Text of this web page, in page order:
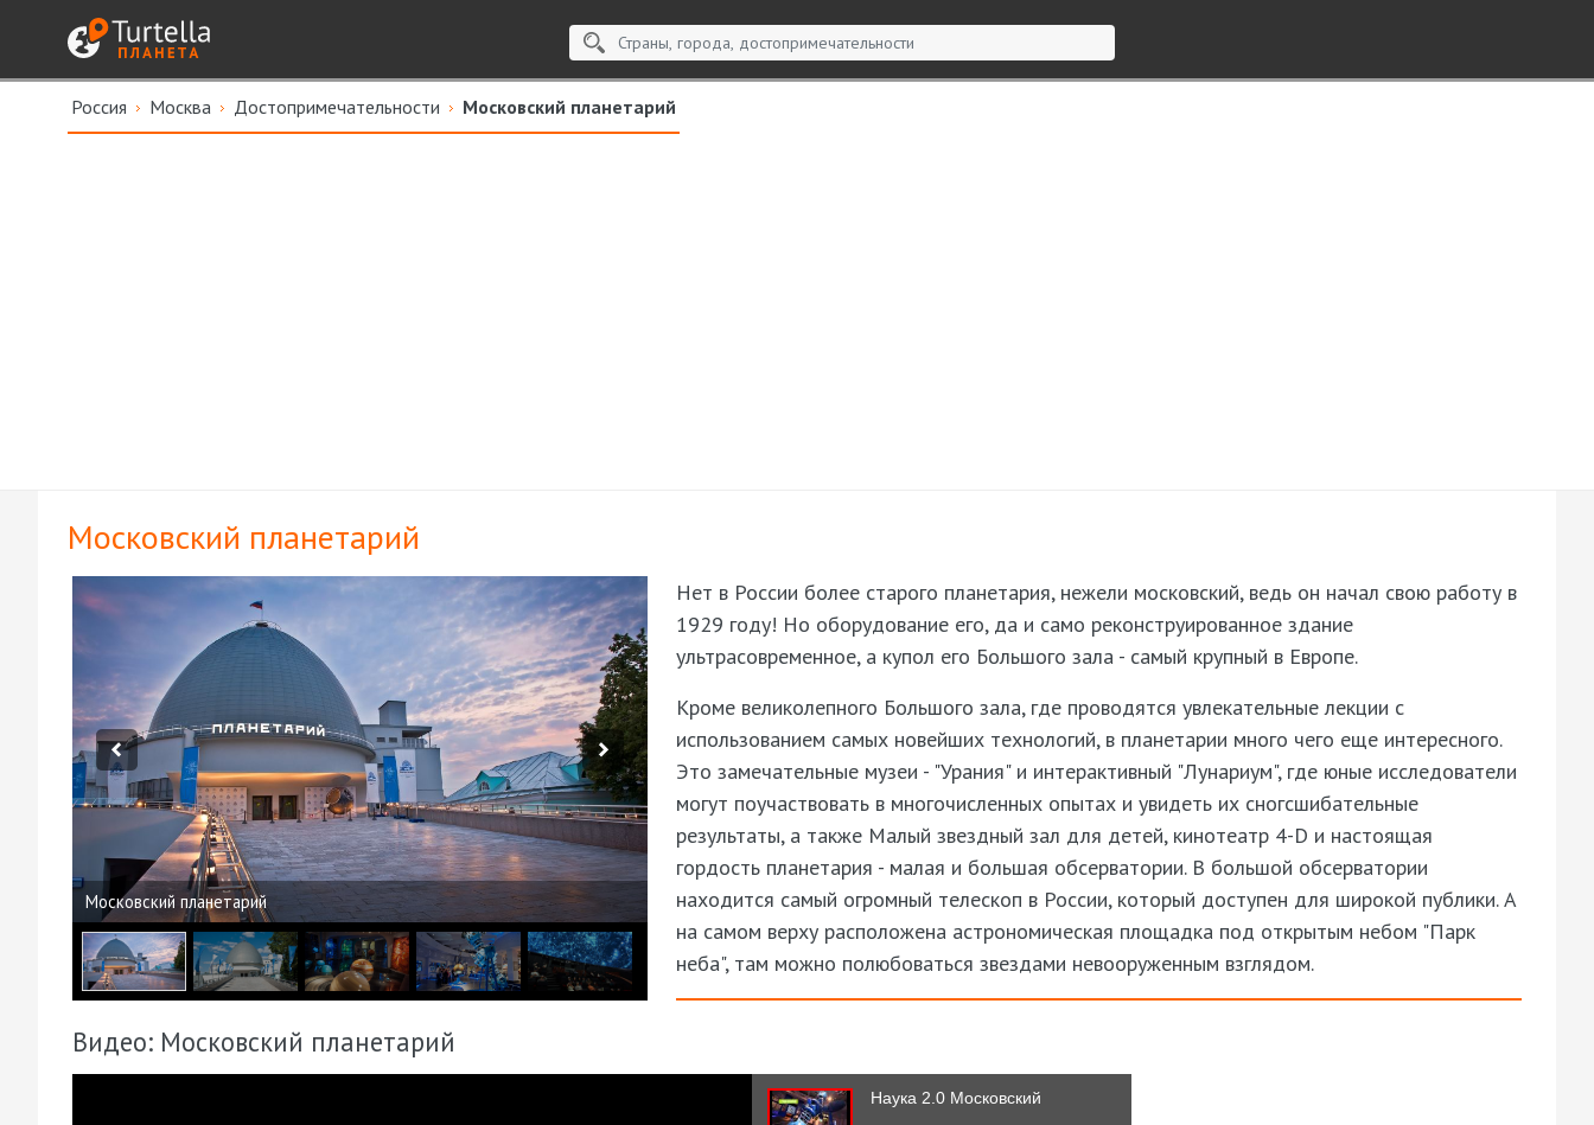
Россия Москва Достопримечательности Московский планетарий
Московский планетарий
Московский планетарий
Нет в России более старого планетария, нежели московский, ведь он начал свою работу в
1929 году! Но оборудование его, да и само реконструированное здание
ультрасовременное, а купол его Большого зала - самый крупный в Европе.
Кроме великолепного Большого зала, где проводятся увлекательные лекции с
использованием самых новейших технологий, в планетарии много чего еще интересного.
Это замечательные музеи - "Урания" и интерактивный "Лунариум", где юные исследователи
могут поучаствовать в многочисленных опытах и увидеть их сногсшибательные
результаты, а также Малый звездный зал для детей, кинотеатр 4-D и настоящая
гордость планетария - малая и большая обсерватории. В большой обсерватории
находится самый огромный телескоп в России, который доступен для широкой публики. А
на самом верху расположена астрономическая площадка под открытым небом "Парк
неба", там можно полюбоваться звездами невооруженным взглядом.
Видео: Московский планетарий
Наука 2.0 Московский